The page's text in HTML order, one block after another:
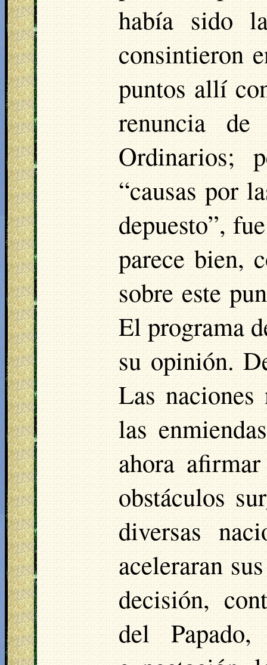
había sido
consintieron
puntos allí
renuncia
Ordinarios;
“causas por
depuesto”,
parece bien,
sobre este
El programa
su opinión.
Las naciones
las
ahora
obstáculos
diversas
aceleraran
decisión,
del